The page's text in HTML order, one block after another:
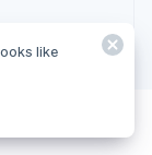
like